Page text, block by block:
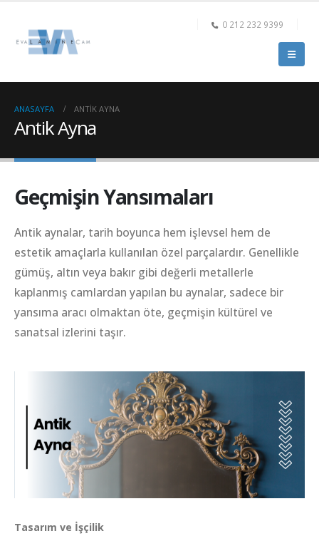
0 212 232 9399
ANASAYFA ANTIK AYNA
Antik Ayna
Geçmişin Yansımaları
Antik aynalar, tarih boyunca hem işlevsel hem de
estetik amaçlarla kullanılan özel parçalardır. Genellikle
gümüş, altın veya bakır gibi değerli metallerle
kaplanmış camlardan yapılan bu aynalar, sadece bir
yansıma aracı olmaktan öte, geçmişin kültürel ve
sanatsal izlerini taşır.
Tasarım ve İşçilik